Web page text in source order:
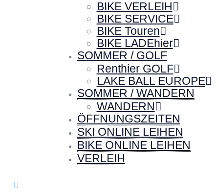
BIKE VERLEIH
BIKE SERVICE
BIKE Touren
BIKE LADEhier
SOMMER / GOLF
Renthier GOLF
LAKE BALL EUROPE
SOMMER / WANDERN
WANDERN
ÖFFNUNGSZEITEN
SKI ONLINE LEIHEN
BIKE ONLINE LEIHEN
VERLEIH